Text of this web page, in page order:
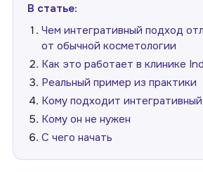
В статье:
Чем интегративный подход
от обычной косметологии
Как это работает в клинике
Реальный пример из практики
Кому подходит
Кому он не нужен
С чего начать